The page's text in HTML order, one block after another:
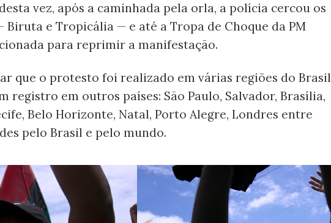
vez, após a caminhada pela orla, a polícia cercou os
Biruta e Tropicália — e até a Tropa de Choque da PM
para reprimir a manifestação.
que o protesto foi realizado em várias regiões do Brasil
registro em outros países: São Paulo, Salvador, Brasília,
Belo Horizonte, Natal, Porto Alegre, Londres entre
pelo Brasil e pelo mundo.